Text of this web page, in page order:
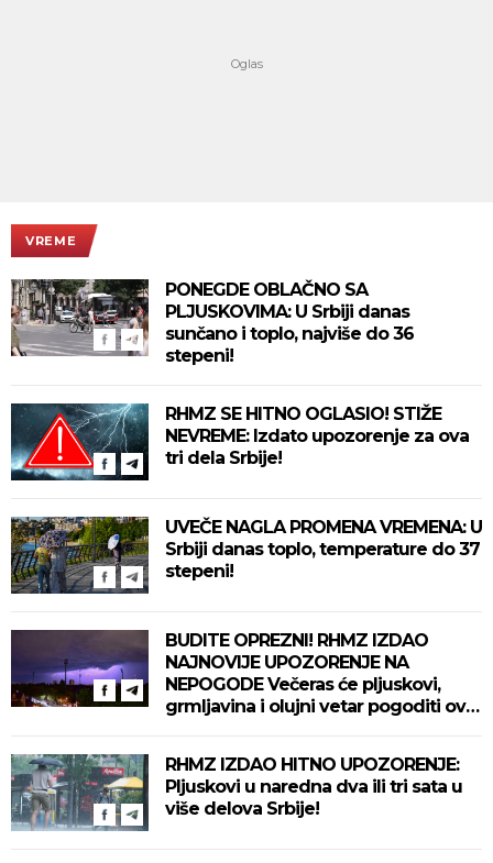
VREME
PONEGDE OBLAČNO SA
PLJUSKOVIMA: U Srbiji danas
sunčano i toplo, najviše do 36
stepeni!
RHMZ SE HITNO OGLASIO! STIŽE
NEVREME: Izdato upozorenje za ova
tri dela Srbije!
UVEČE NAGLA PROMENA VREMENA: U
Srbiji danas toplo, temperature do 37
stepeni!
BUDITE OPREZNI! RHMZ IZDAO
NAJNOVIJE UPOZORENJE NA
NEPOGODE Večeras će pljuskovi,
grmljavina i olujni vetar pogoditi ove
RHMZ IZDAO HITNO UPOZORENJE:
Pljuskovi u naredna dva ili tri sata u
više delova Srbije!